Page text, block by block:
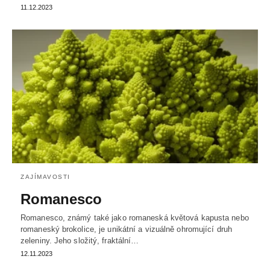
11.12.2023
ZAJÍMAVOSTI
Romanesco
Romanesco, známý také jako romaneská květová kapusta nebo
romaneský brokolice, je unikátní a vizuálně ohromující druh
zeleniny. Jeho složitý, fraktální…
12.11.2023